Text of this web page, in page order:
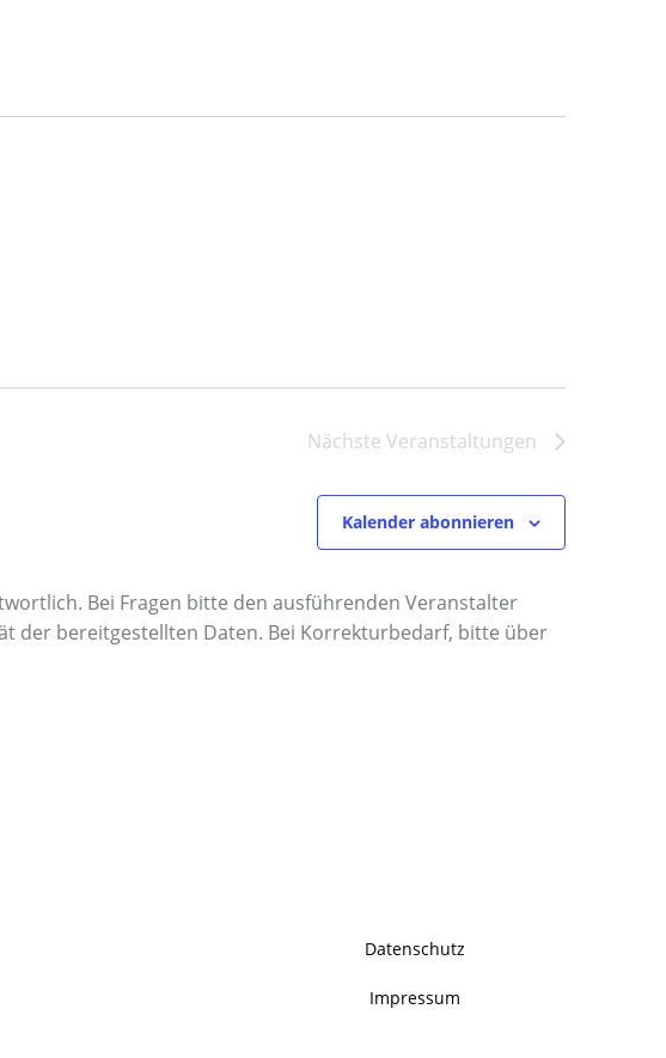
Nächste Veranstaltungen
Kalender abonnieren
Bei Fragen bitte den ausführenden Veranstalter
der bereitgestellten Daten. Bei Korrekturbedarf, bitte über
Datenschutz
Impressum